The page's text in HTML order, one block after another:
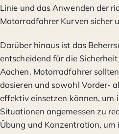
Linie und das Anwenden der
Motorradfahrer Kurven sicher
Darüber hinaus ist das
entscheidend für die
Aachen. Motorradfahrer
dosieren und sowohl Vorder-
effektiv einsetzen können, um
Situationen angemessen zu
Übung und Konzentration, um